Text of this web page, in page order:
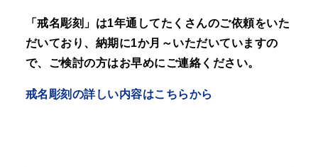
「戒名彫刻」は1年通してたくさんのご依頼をいた
だいており、納期に1か月～いただいていますの
で、ご検討の方はお早めにご連絡ください。
戒名彫刻の詳しい内容はこちらから